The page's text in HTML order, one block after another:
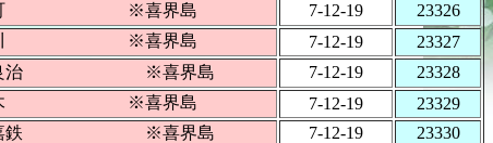
町早町 ※喜界島 7-12-19
23326
町滝川 ※喜界島 7-12-19
23327
花良治 ※喜界島 7-12-19
23328
町荒木 ※喜界島 7-12-19
23329
上嘉鉄 ※喜界島 7-12-19
23330